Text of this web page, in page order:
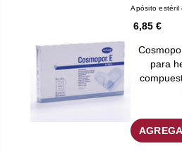
Apósito estéril
6,85 €
para